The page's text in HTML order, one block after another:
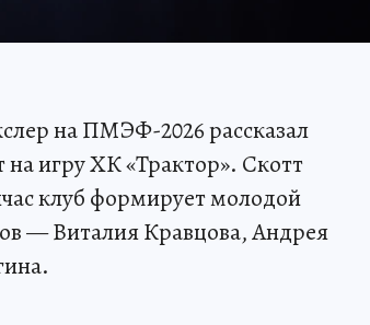
на ПМЭФ-2026 рассказал
игру ХК «Трактор». Скотт
клуб формирует молодой
— Виталия Кравцова, Андрея